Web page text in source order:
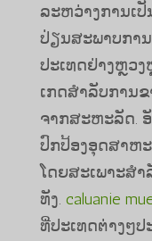
ລະຫວ່າງການເ
ປ່ຽນສະພາບກາ
ປະເທດຢ່າງຫຼວ
ເກດສໍາລັບການຂ
ຈາກສະຫະລັດ.
ປົກປ້ອງອຸດສາຫ
ໂດຍສະເພາະສໍ
ທັງ. caluanie
ທີ່ປະເທດຕ່າງໆ